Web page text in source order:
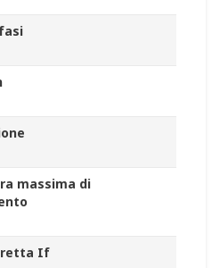
massima di
If